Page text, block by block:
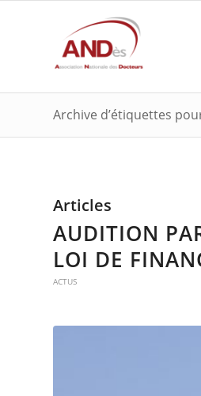
Archive d’étiquettes
Articles
AUDITION
LOI DE
ACTUS